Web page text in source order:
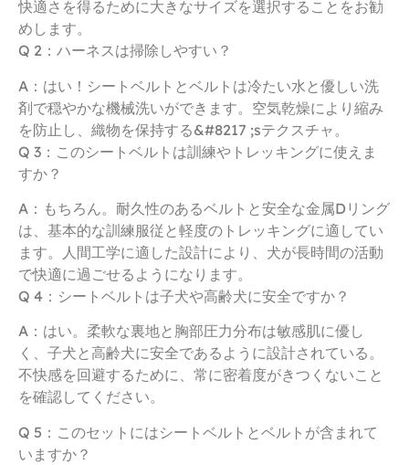
快適さを得るために大きなサイズを選択することをお勧
めします。
Q 2：ハーネスは掃除しやすい？
A：はい！シートベルトとベルトは冷たい水と優しい洗
剤で穏やかな機械洗いができます。空気乾燥により縮み
を防止し、織物を保持する&#8217 ;sテクスチャ。
Q 3：このシートベルトは訓練やトレッキングに使えま
すか？
A：もちろん。耐久性のあるベルトと安全な金属Dリング
は、基本的な訓練服従と軽度のトレッキングに適してい
ます。人間工学に適した設計により、犬が長時間の活動
で快適に過ごせるようになります。
Q 4：シートベルトは子犬や高齢犬に安全ですか？
A：はい。柔軟な裏地と胸部圧力分布は敏感肌に優し
く、子犬と高齢犬に安全であるように設計されている。
不快感を回避するために、常に密着度がきつくないこと
を確認してください。
Q 5：このセットにはシートベルトとベルトが含まれて
いますか？